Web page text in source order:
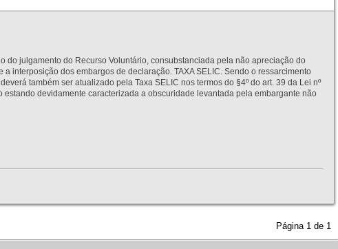
do julgamento do Recurso Voluntário, consubstanciada pela não apreciação do
interposição dos embargos de declaração. TAXA SELIC. Sendo o ressarcimento
também ser atualizado pela Taxa SELIC nos termos do §4º do art. 39 da Lei nº
devidamente caracterizada a obscuridade levantada pela embargante não
Página 1 de 1